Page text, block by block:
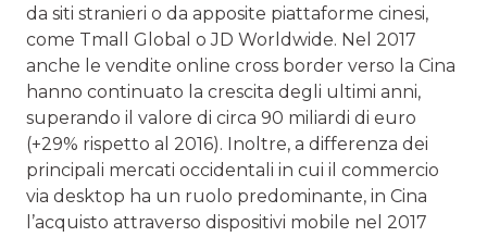
da siti stranieri o da apposite piattaforme cinesi,
come Tmall Global o JD Worldwide. Nel 2017
anche le vendite online cross border verso la Cina
hanno continuato la crescita degli ultimi anni,
superando il valore di circa 90 miliardi di euro
(+29% rispetto al 2016). Inoltre, a differenza dei
principali mercati occidentali in cui il commercio
via desktop ha un ruolo predominante, in Cina
l’acquisto attraverso dispositivi mobile nel 2017